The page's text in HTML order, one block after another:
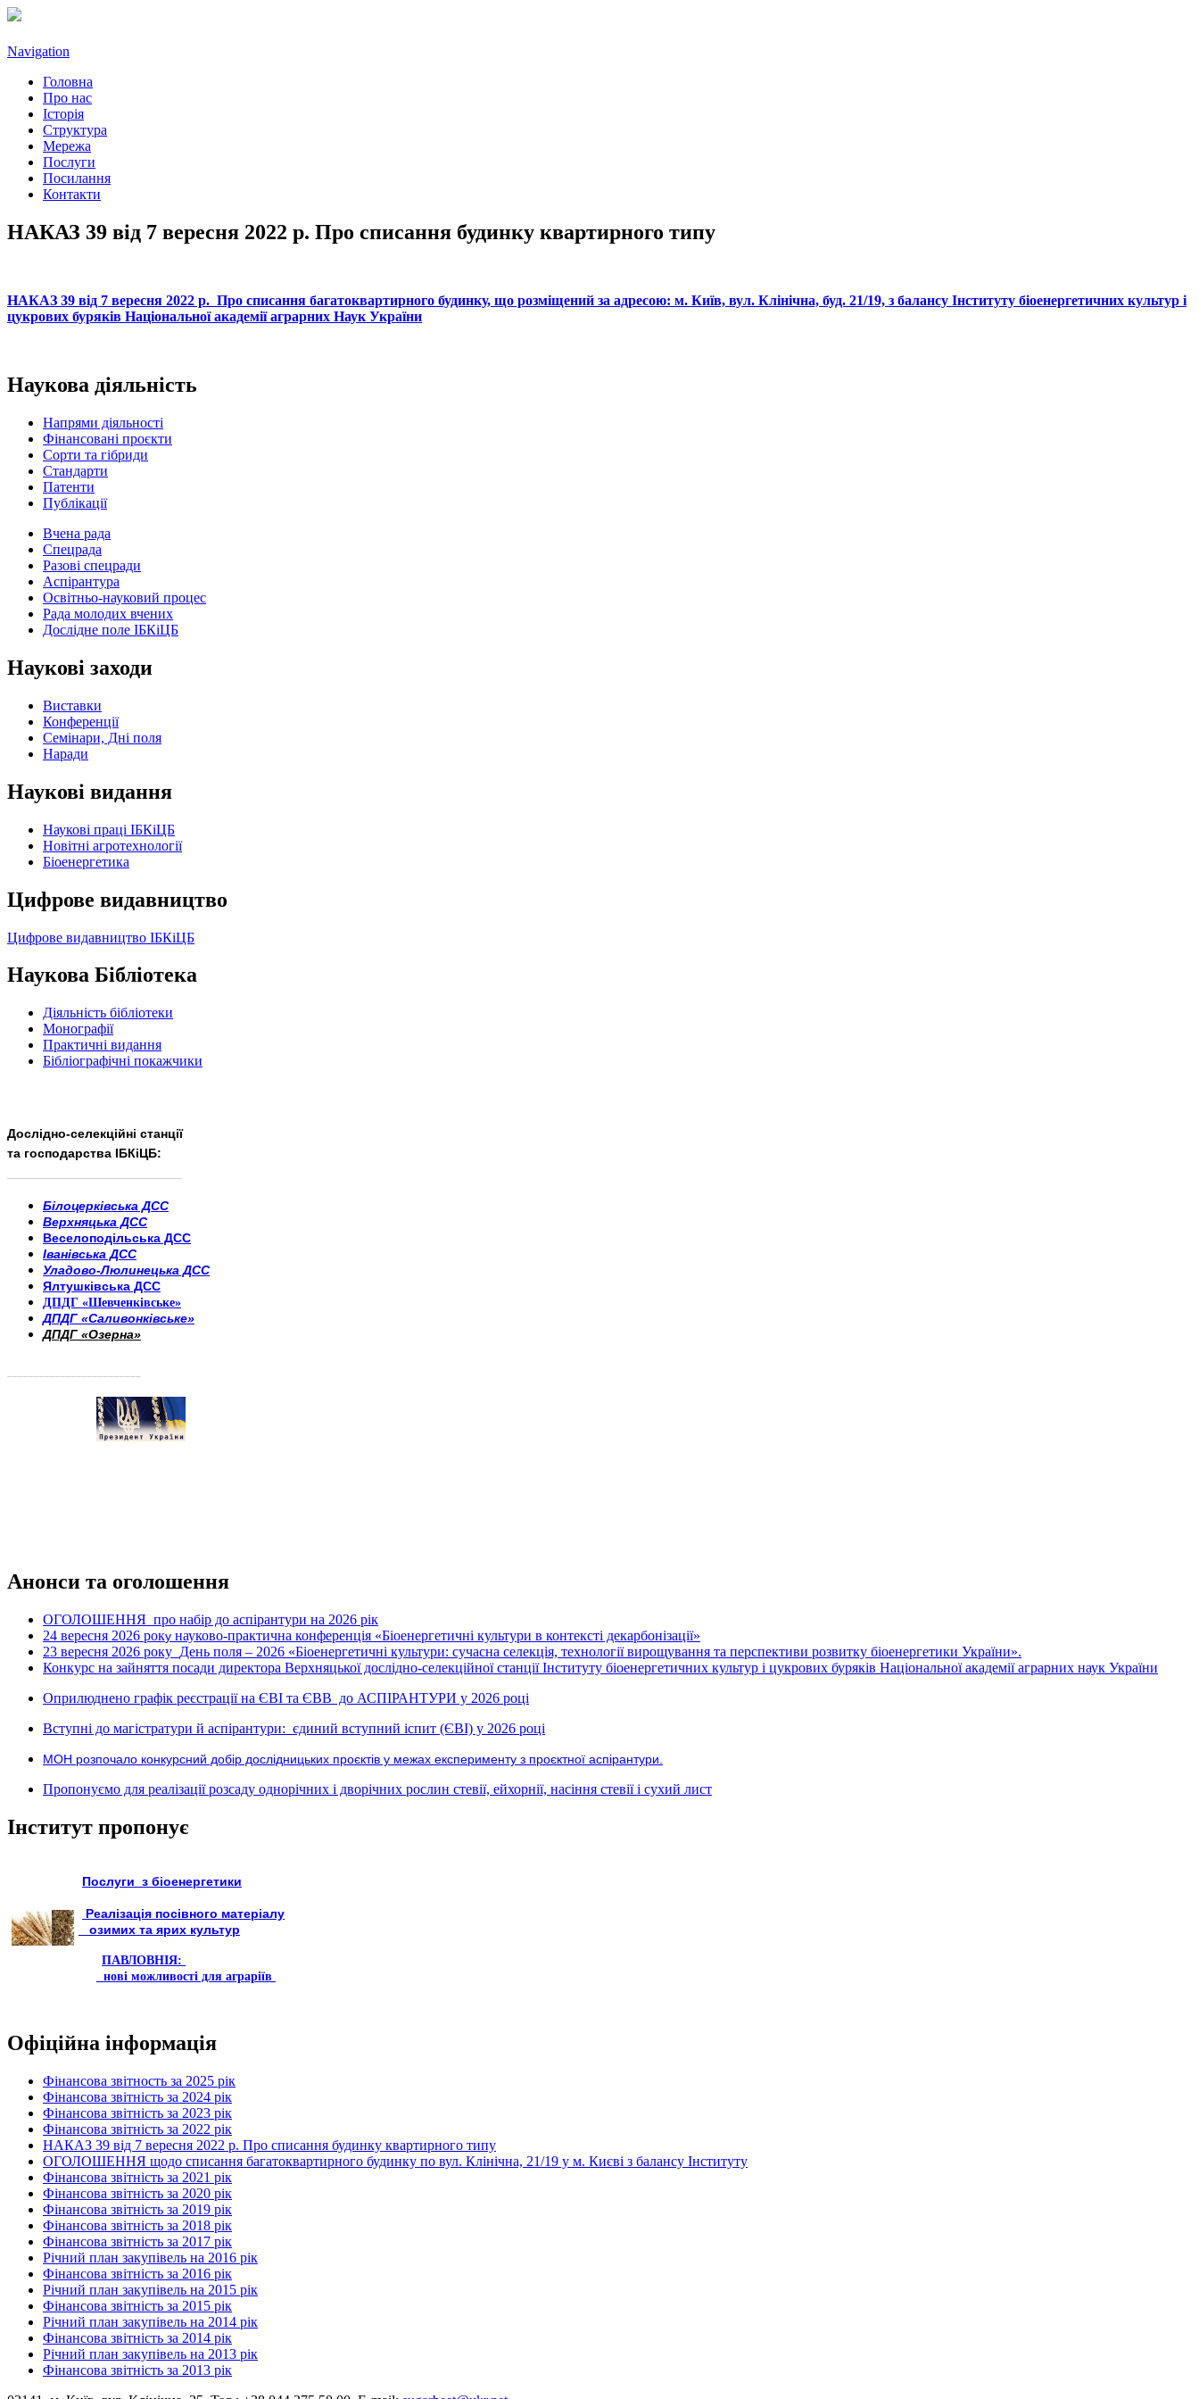
Navigation
Головна
Про нас
Історія
Структура
Мережа
Послуги
Посилання
Контакти
НАКАЗ 39 від 7 вересня 2022 р. Про списання будинку квартирного типу
НАКАЗ 39 від 7 вересня 2022 р. Про списання багатоквартирного будинку, що розміщений за адресою: м. Київ, вул. Клінічна, буд. 21/19, з балансу Інституту біоенергетичних культур і
цукрових буряків Національної академії аграрних Наук України
Наукова діяльність
Напрями діяльності
Фінансовані проєкти
Сорти та гібриди
Стандарти
Патенти
Публікації
Вчена рада
Спецрада
Разові спецради
Аспірантура
Освітньо-науковий процес
Рада молодих вчених
Дослідне поле ІБКіЦБ
Наукові заходи
Виставки
Конференції
Семінари, Дні поля
Наради
Наукові видання
Наукові праці ІБКіЦБ
Новітні агротехнології
Бiоенергетика
Цифрове видавництво
Цифрове видавництво ІБКіЦБ
Наукова Бібліотека
Діяльність бібліотеки
Монографії
Практичні видання
Бібліографічні покажчики
Дослідно-селекційні станції
та господарства ІБКіЦБ:
Білоцерківська ДСС
Верхняцька ДСС
Веселоподільська ДСС
Іванівська ДСС
Уладово-Люлинецька ДСС
Ялтушківська ДСС
ДПДГ «Шевченківське»
ДПДГ «Саливонківське»
ДПДГ «Озерна»
Анонси та оголошення
ОГОЛОШЕННЯ про набір до аспірантури на 2026 рік
24 вересня 2026 року науково-практична конференція «Біоенергетичні культури в контексті декарбонізації»
23 вересня 2026 року День поля – 2026 «Біоенергетичні культури: сучасна селекція, технології вирощування та перспективи розвитку біоенергетики України».
Конкурс на зайняття посади директора Верхняцької дослідно-селекційної станції Інституту біоенергетичних культур і цукрових буряків Національної академії аграрних наук України
Оприлюднено графік реєстрації на ЄВІ та ЄВВ до АСПІРАНТУРИ у 2026 році
Вступні до магістратури й аспірантури: єдиний вступний іспит (ЄВІ) у 2026 році
МОН розпочало конкурсний добір дослідницьких проєктів у межах експерименту з проєктної аспірантури.
Пропонуємо для реалізації розсаду однорічних і дворічних рослин стевії, ейхорнії, насіння стевії і сухий лист
Інститут пропонує
Послуги з біоенергетики
Реалізація посівного матеріалу
озимих та ярих культур
ПАВЛОВНІЯ:
нові можливості для аграріїв
Офіційна інформація
Фінансова звітность за 2025 рік
Фінансова звітність за 2024 рік
Фінансова звітність за 2023 рік
Фінансова звітність за 2022 рік
НАКАЗ 39 від 7 вересня 2022 р. Про списання будинку квартирного типу
ОГОЛОШЕННЯ щодо списання багатоквартирного будинку по вул. Клінічна, 21/19 у м. Києві з балансу Інституту
Фінансова звітність за 2021 рік
Фінансова звітність за 2020 рік
Фінансова звітність за 2019 рік
Фінансова звітність за 2018 рік
Фінансова звітність за 2017 рік
Річний план закупівель на 2016 рік
Фінансова звітність за 2016 рік
Річний план закупівель на 2015 рік
Фінансова звітність за 2015 рік
Річний план закупівель на 2014 рік
Фінансова звітність за 2014 рік
Річний план закупівель на 2013 рік
Фінансова звітність за 2013 рік